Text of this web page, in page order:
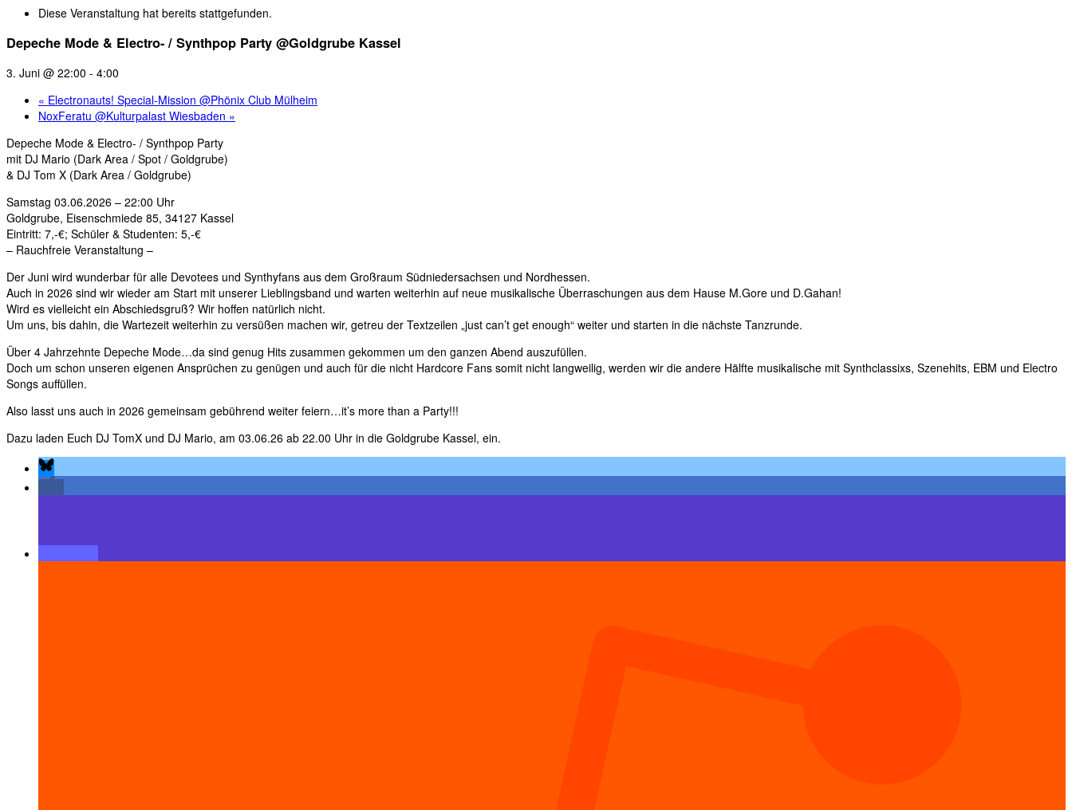
Diese Veranstaltung hat bereits stattgefunden.
Depeche Mode & Electro- / Synthpop Party @Goldgrube Kassel
3. Juni @ 22:00 - 4:00
« Electronauts! Special-Mission @Phönix Club Mülheim
NoxFeratu @Kulturpalast Wiesbaden »
Depeche Mode & Electro- / Synthpop Party
mit DJ Mario (Dark Area / Spot / Goldgrube)
& DJ Tom X (Dark Area / Goldgrube)
Samstag 03.06.2026 – 22:00 Uhr
Goldgrube, Eisenschmiede 85, 34127 Kassel
Eintritt: 7,-€; Schüler & Studenten: 5,-€
– Rauchfreie Veranstaltung –
Der Juni wird wunderbar für alle Devotees und Synthyfans aus dem Großraum Südniedersachsen und Nordhessen.
Auch in 2026 sind wir wieder am Start mit unserer Lieblingsband und warten weiterhin auf neue musikalische Überraschungen aus dem Hause M.Gore und D.Gahan!
Wird es vielleicht ein Abschiedsgruß? Wir hoffen natürlich nicht.
Um uns, bis dahin, die Wartezeit weiterhin zu versüßen machen wir, getreu der Textzeilen „just can’t get enough“ weiter und starten in die nächste Tanzrunde.
Über 4 Jahrzehnte Depeche Mode…da sind genug Hits zusammen gekommen um den ganzen Abend auszufüllen.
Doch um schon unseren eigenen Ansprüchen zu genügen und auch für die nicht Hardcore Fans somit nicht langweilig, werden wir die andere Hälfte musikalische mit Synthclassixs, Szenehits, EBM und Electro
Songs auffüllen.
Also lasst uns auch in 2026 gemeinsam gebührend weiter feiern…it’s more than a Party!!!
Dazu laden Euch DJ TomX und DJ Mario, am 03.06.26 ab 22.00 Uhr in die Goldgrube Kassel, ein.